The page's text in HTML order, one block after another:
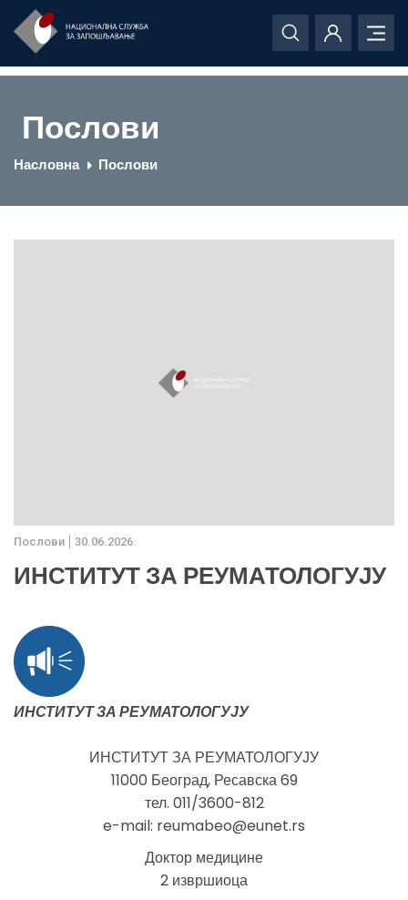
Послови
Насловна Послови
Послови 30.06.2026.
ИНСТИТУТ ЗА РЕУМАТОЛОГУЈУ
ИНСТИТУТ ЗА РЕУМАТОЛОГУЈУ
ИНСТИТУТ ЗА РЕУМАТОЛОГУЈУ
11000 Београд, Ресавска 69
тел. 011/3600-812
e-mail: reumabeo@eunet.rs
Доктор медицине
2 извршиоца